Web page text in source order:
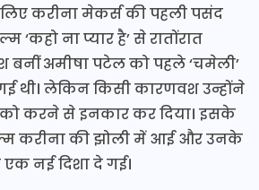
करीना मेकर्स की पहली पसंद
‘कहो ना प्यार है’ से रातोंरात
अमीषा पटेल को पहले ‘चमेली’
थी। लेकिन किसी कारणवश उन्होंने
करने से इनकार कर दिया। इसके
करीना की झोली में आई और उनके
नई दिशा दे गई।